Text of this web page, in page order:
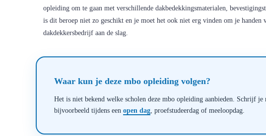
opleiding om te gaan met verschillende dakbedekkingsmaterialen,
is dit beroep niet zo geschikt en je moet het ook niet erg vinden om je
dakdekkersbedrijf aan de slag.
Waar kun je deze mbo opleiding volgen?
Het is niet bekend welke scholen deze mbo opleiding aanbieden. Schrijf
bijvoorbeeld tijdens een open dag , proefstudeerdag of meeloopdag.